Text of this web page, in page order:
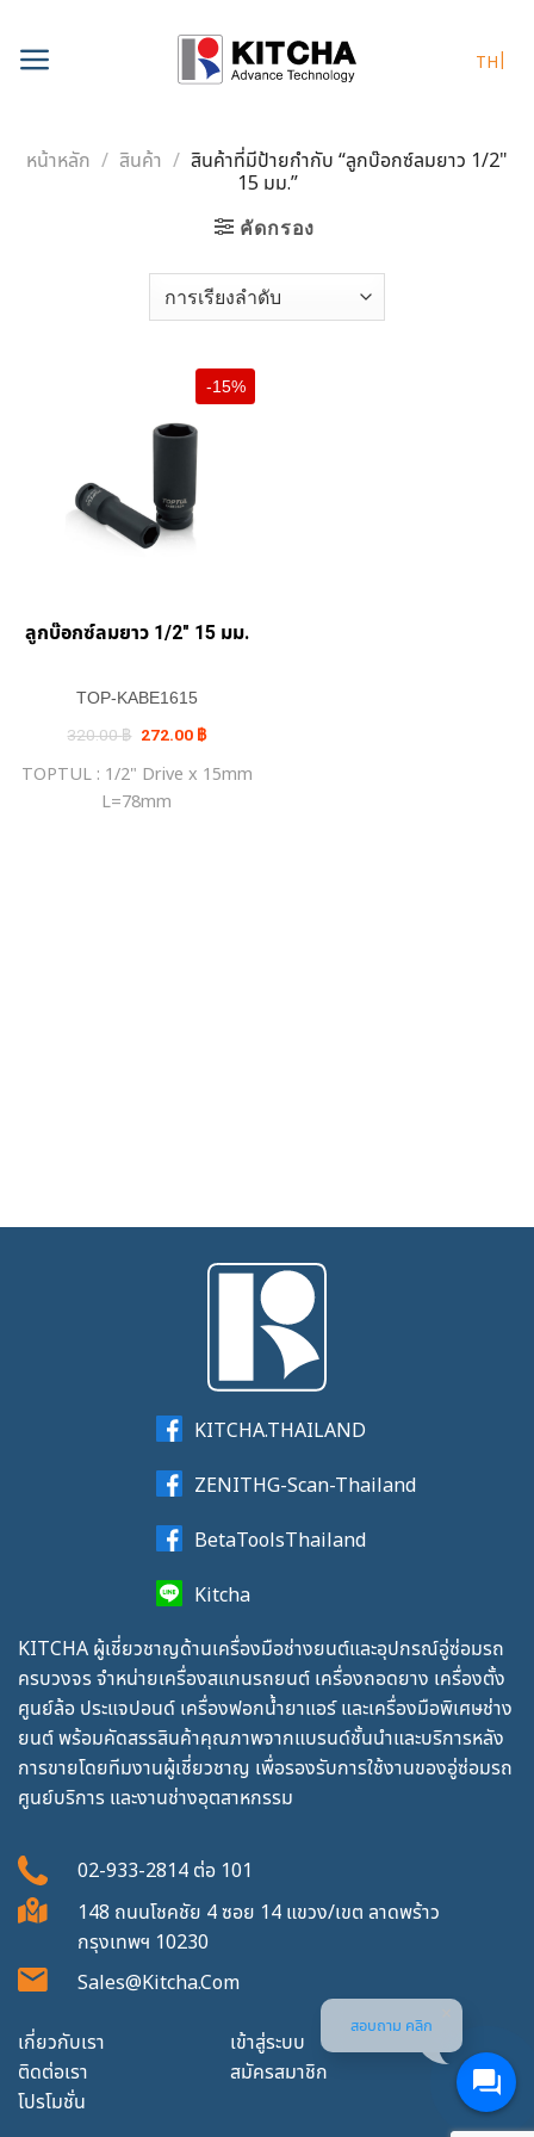
content
TH
หน้าหลัก / สินค้า / สินค้าที่มีป้ายกำกับ “ลูกบ๊อกซ์ลมยาว 1/2"
15 มม.”
คัดกรอง
-15%
ลูกบ๊อกซ์ลมยาว 1/2″ 15 มม.
TOP-KABE1615
320.00฿ Original
price
320.00 ฿.
272.00 ฿Current
price
272.00 ฿.
TOPTUL : 1/2" Drive x 15mm
L=78mm
KITCHA.THAILAND
ZENITHG-Scan-Thailand
BetaToolsThailand
Kitcha
KITCHA ผู้เชี่ยวชาญด้านเครื่องมือช่างยนต์และอุปกรณ์อู่ซ่อมรถ
ครบวงจร จำหน่ายเครื่องสแกนรถยนต์ เครื่องถอดยาง เครื่องตั้ง
ศูนย์ล้อ ประแจปอนด์ เครื่องฟอกน้ำยาแอร์ และเครื่องมือพิเศษช่าง
ยนต์ พร้อมคัดสรรสินค้าคุณภาพจากแบรนด์ชั้นนำและบริการหลัง
การขายโดยทีมงานผู้เชี่ยวชาญ เพื่อรองรับการใช้งานของอู่ซ่อมรถ
ศูนย์บริการ และงานช่างอุตสาหกรรม
02-933-2814 ต่อ 101
148 ถนนโชคชัย 4 ซอย 14 แขวง/เขต ลาดพร้าว
กรุงเทพฯ 10230
Sales@kitcha.com
เกี่ยวกับเรา
ติดต่อเรา
โปรโมชั่น
เข้าสู่ระบบ
สมัครสมาชิก
สอบถาม คลิก